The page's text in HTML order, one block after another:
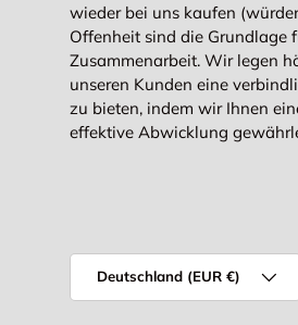
wieder bei uns kaufen
Offenheit sind die Grundlage
Zusammenarbeit. Wir legen
unseren Kunden eine
zu bieten, indem wir Ihnen
effektive Abwicklung
Land/Region
Deutschland (EUR €)